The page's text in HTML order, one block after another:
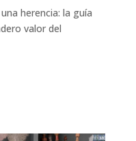
herencia: la guía
valor del